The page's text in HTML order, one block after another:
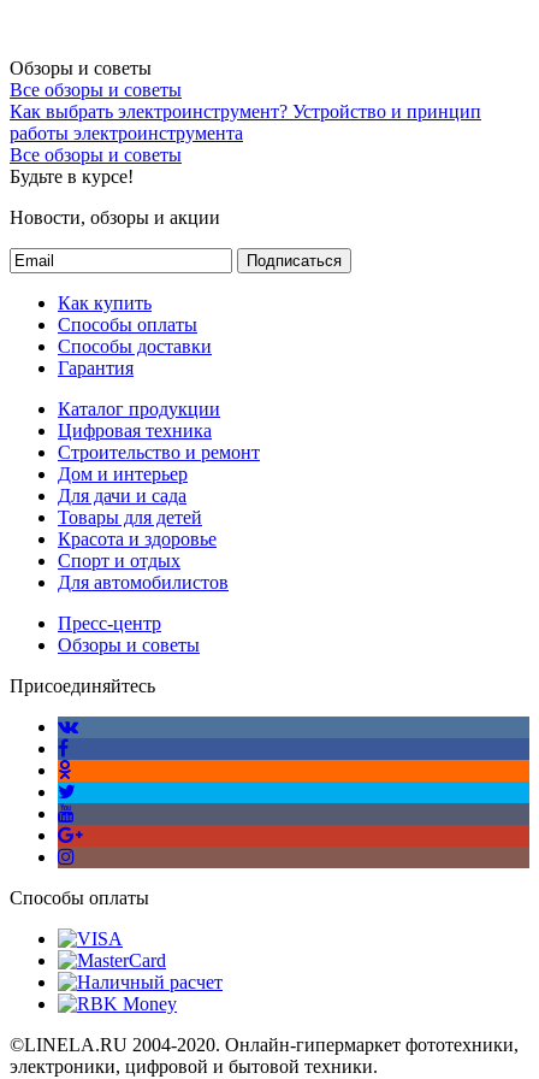
Обзоры и советы
Все обзоры и советы
Как выбрать электроинструмент? Устройство и принцип
работы электроинструмента
Все обзоры и советы
Будьте в курсе!
Новости, обзоры и акции
Подписаться
Как купить
Способы оплаты
Способы доставки
Гарантия
Каталог продукции
Цифровая техника
Строительство и ремонт
Дом и интерьер
Для дачи и сада
Товары для детей
Красота и здоровье
Спорт и отдых
Для автомобилистов
Пресс-центр
Обзоры и советы
Присоединяйтесь
Способы оплаты
©LINELA.RU 2004-2020. Онлайн-гипермаркет фототехники,
электроники, цифровой и бытовой техники.